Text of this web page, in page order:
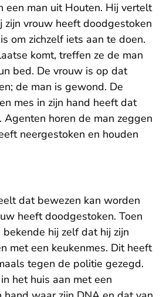
een man uit Houten. Hij vertelt
vrouw heeft doodgestoken
om zichzelf iets aan te doen.
komt, treffen ze de man
bed. De vrouw is op dat
de man is gewond. De
mes in zijn hand heeft dat
horen de man zeggen
neergestoken en houden
dat bewezen kan worden
heeft doodgestoken. Toen
hij zelf dat hij zijn
met een keukenmes. Dit heeft
tegen de politie gezegd.
het huis aan met een